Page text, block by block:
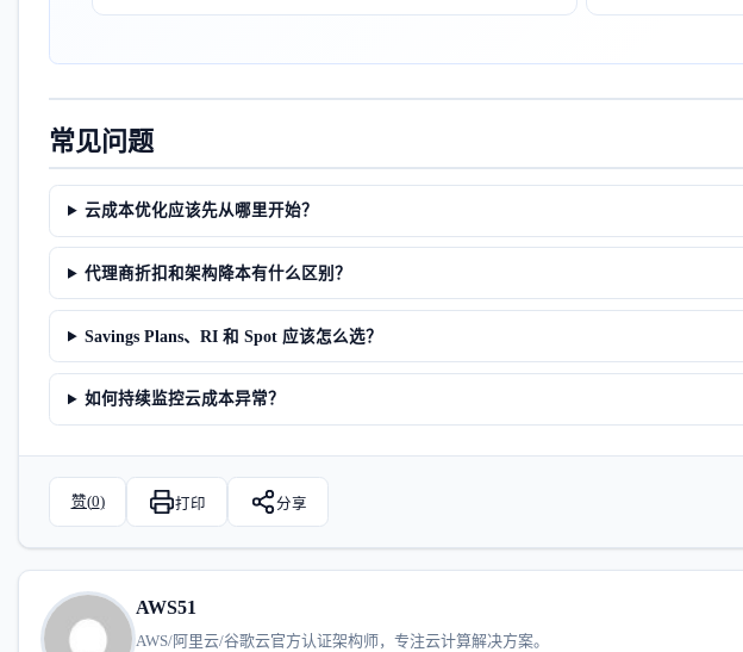
常见问题
云成本优化应该先从哪里开始？
代理商折扣和架构降本有什么区别？
Savings Plans、RI 和 Spot 应该怎么选？
如何持续监控云成本异常？
赞(0) 打印 分享
AWS51
AWS/阿里云/谷歌云官方认证架构师，专注云计算解决方案。